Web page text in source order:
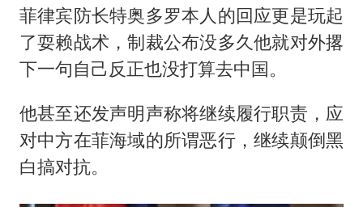
菲律宾防长特奥多罗本人的回应更是玩起
了耍赖战术，制裁公布没多久他就对外撂
下一句自己反正也没打算去中国。
他甚至还发声明声称将继续履行职责，应
对中方在菲海域的所谓恶行，继续颠倒黑
白搞对抗。